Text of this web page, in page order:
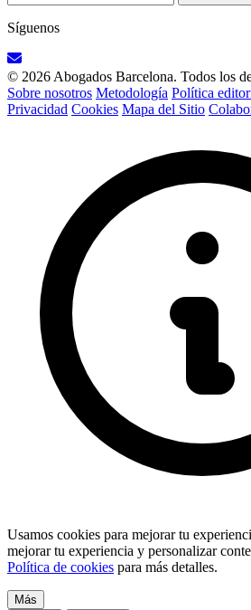
Síguenos
© 2026 Abogados Barcelona. Todos los
Sobre nosotros Metodología Política
Privacidad Cookies Mapa del Sitio
Usamos cookies para mejorar tu
mejorar tu experiencia y personalizar
Política de cookies para más detalles.
Más